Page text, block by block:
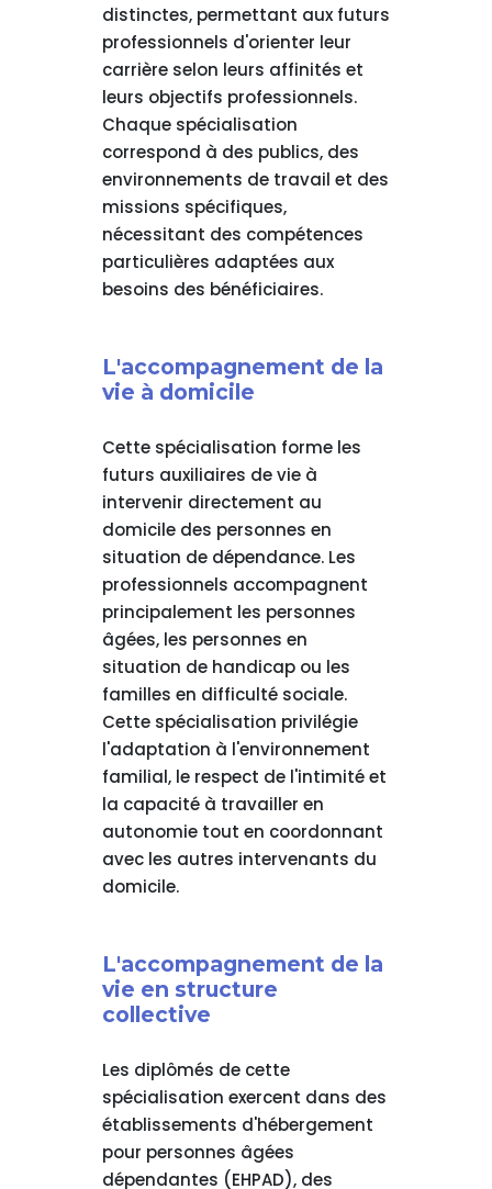
distinctes, permettant aux futurs
professionnels d'orienter leur
carrière selon leurs affinités et
leurs objectifs professionnels.
Chaque spécialisation
correspond à des publics, des
environnements de travail et des
missions spécifiques,
nécessitant des compétences
particulières adaptées aux
besoins des bénéficiaires.
L'accompagnement de la
vie à domicile
Cette spécialisation forme les
futurs auxiliaires de vie à
intervenir directement au
domicile des personnes en
situation de dépendance. Les
professionnels accompagnent
principalement les personnes
âgées, les personnes en
situation de handicap ou les
familles en difficulté sociale.
Cette spécialisation privilégie
l'adaptation à l'environnement
familial, le respect de l'intimité et
la capacité à travailler en
autonomie tout en coordonnant
avec les autres intervenants du
domicile.
L'accompagnement de la
vie en structure
collective
Les diplômés de cette
spécialisation exercent dans des
établissements d'hébergement
pour personnes âgées
dépendantes (EHPAD), des